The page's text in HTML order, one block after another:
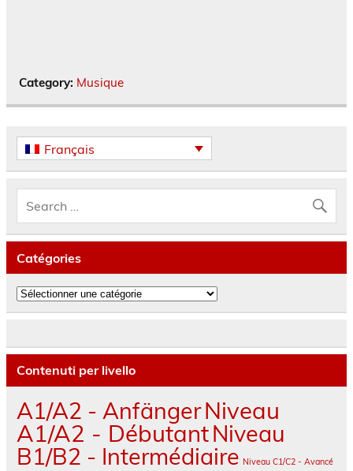
Category: Musique
Français
Catégories
Catégories
Contenuti per livello
A1/A2 - AnfängerNiveau
A1/A2 - DébutantNiveau
B1/B2 - Intermédiaire Niveau C1/C2 - Avancé